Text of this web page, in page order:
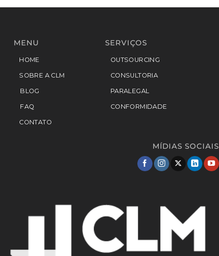
MENU
HOME
SOBRE A CLM
BLOG
FAQ
CONTATO
SERVIÇOS
OUTSOURCING
CONSULTORIA
PARALEGAL
CONFORMIDADE
MÍDIAS SOCIAIS